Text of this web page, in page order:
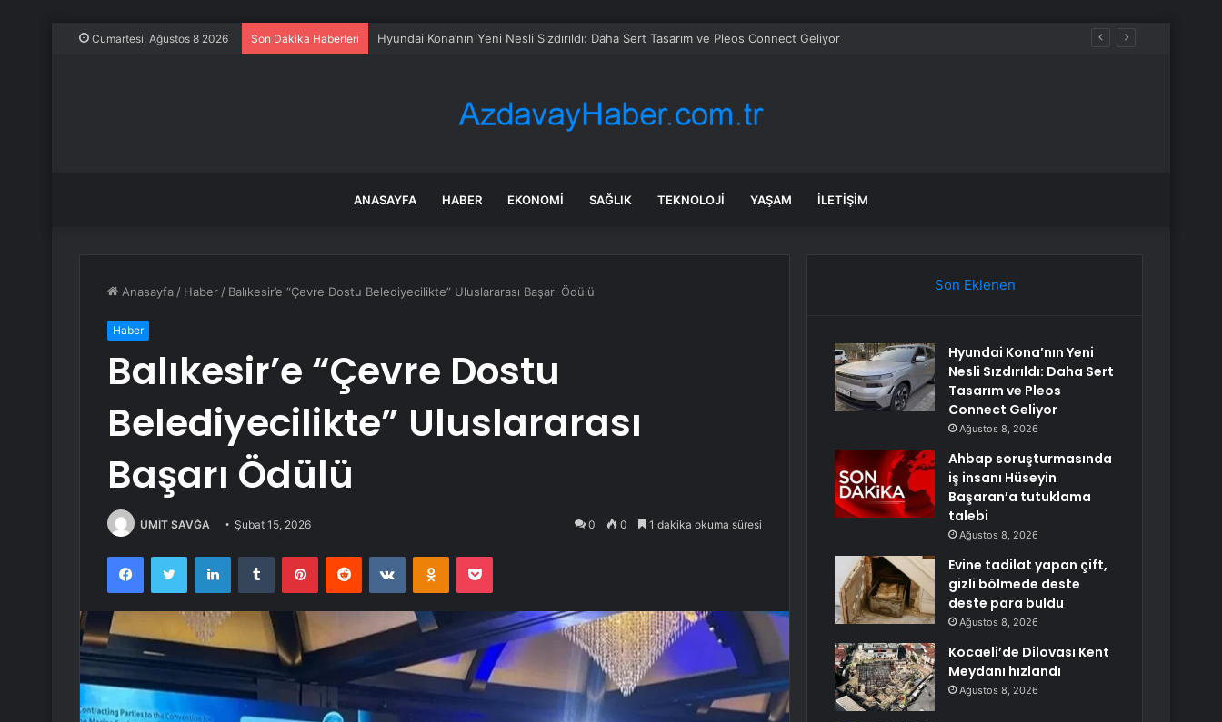
Cumartesi, Ağustos 8 2026 Son Dakika Haberleri Ahbap soruşturmasında iş insanı Hüseyin Başaran’a tutuklama talebi
ANASAYFA HABER EKONOMI SAĞLIK TEKNOLOJI YAŞAM İLETIŞIM
Anasayfa / Haber / Balıkesir’e “Çevre Dostu Belediyecilikte” Uluslararası Başarı Ödülü
Haber
Balıkesir’e “Çevre Dostu
Belediyecilikte” Uluslararası
Başarı Ödülü
ÜMİT SAVĞA Şubat 15, 2026 0 0 1 dakika okuma süresi
FacebookTwitter LinkedInTumblr PinterestReddit VKontakteOdnoklassniki
Pocket
Son Eklenen
Hyundai Kona’nın Yeni
Nesli Sızdırıldı: Daha Sert
Tasarım ve Pleos
Connect Geliyor
Ağustos 8, 2026
Ahbap soruşturmasında
iş insanı Hüseyin
Başaran’a tutuklama
talebi
Ağustos 8, 2026
Evine tadilat yapan çift,
gizli bölmede deste
deste para buldu
Ağustos 8, 2026
Kocaeli’de Dilovası Kent
Meydanı hızlandı
Ağustos 8, 2026